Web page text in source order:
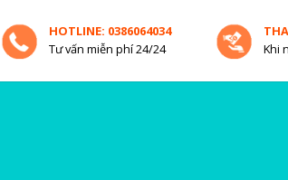
HOTLINE: 0386064034
Tư vấn miễn phí 24/24
Khi